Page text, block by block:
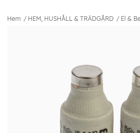
Hem HEM, HUSHÅLL & TRÄDGÅRD El &